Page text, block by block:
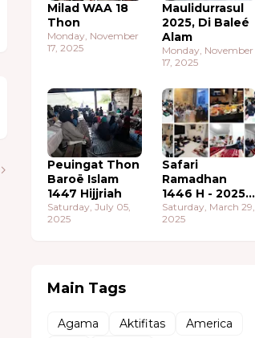
Milad WAA 18
Thon
Monday, November
17, 2025
Maulidurrasul
2025, Di Baleé
Alam
Monday, November
17, 2025
Peuingat Thon
Baroë Islam
1447 Hijjriah
Saturday, July 05,
2025
Safari
Ramadhan
1446 H - 2025
M
Saturday, March 29,
2025
Main Tags
Agama Aktifitas America